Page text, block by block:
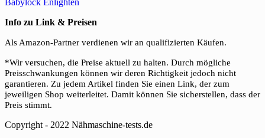
Info zu Link & Preisen
Als Amazon-Partner verdienen wir an qualifizierten Käufen.
*Wir versuchen, die Preise aktuell zu halten. Durch mögliche
Preisschwankungen können wir deren Richtigkeit jedoch nicht
garantieren. Zu jedem Artikel finden Sie einen Link, der zum
jeweiligen Shop weiterleitet. Damit können Sie sicherstellen, dass der
Preis stimmt.
Copyright - 2022 Nähmaschine-tests.de